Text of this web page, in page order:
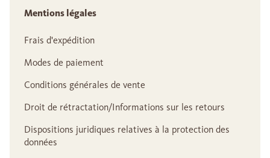
Mentions légales
Frais d'expédition
Modes de paiement
Conditions générales de vente
Droit de rétractation/Informations sur les retours
Dispositions juridiques relatives à la protection des
données